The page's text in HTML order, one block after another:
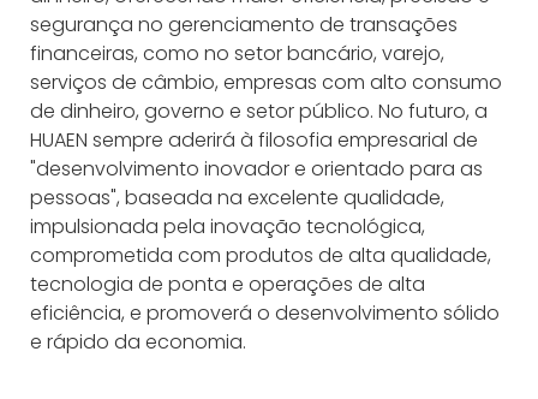
segurança no gerenciamento de transações
financeiras, como no setor bancário, varejo,
serviços de câmbio, empresas com alto consumo
de dinheiro, governo e setor público. No futuro, a
HUAEN sempre aderirá à filosofia empresarial de
"desenvolvimento inovador e orientado para as
pessoas", baseada na excelente qualidade,
impulsionada pela inovação tecnológica,
comprometida com produtos de alta qualidade,
tecnologia de ponta e operações de alta
eficiência, e promoverá o desenvolvimento sólido
e rápido da economia.